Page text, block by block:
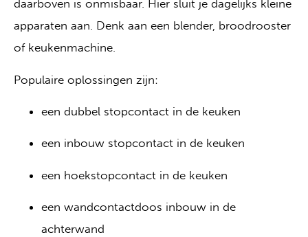
daarboven is onmisbaar. Hier sluit je dagelijks kleine
apparaten aan. Denk aan een blender, broodrooster
of keukenmachine.
Populaire oplossingen zijn:
een dubbel stopcontact in de keuken
een inbouw stopcontact in de keuken
een hoekstopcontact in de keuken
een wandcontactdoos inbouw in de
achterwand